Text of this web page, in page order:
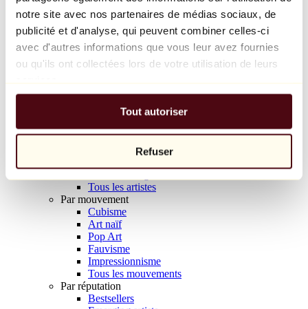
notre site avec nos partenaires de médias sociaux, de
publicité et d'analyse, qui peuvent combiner celles-ci
avec d'autres informations que vous leur avez fournies
ou qu'ils ont collectées lors de votre utilisation de leurs
Tout autoriser
Refuser
Balloon Dog (Orange)
Jeff Koons
10 000 €
Parcourir
Tous les sculpteurs
Tous les photographes
Tous les artistes
Par mouvement
Cubisme
Art naïf
Pop Art
Fauvisme
Impressionnisme
Tous les mouvements
Par réputation
Bestsellers